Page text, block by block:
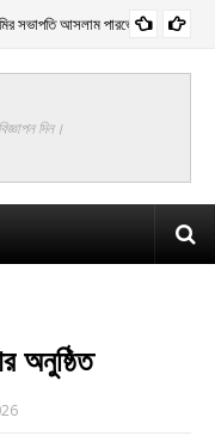
সভাপতি আসলাম পারভেজ
দিন।
অনুষ্ঠিত